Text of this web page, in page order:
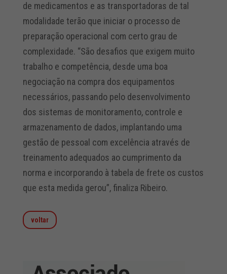
de medicamentos e as transportadoras de tal
modalidade terão que iniciar o processo de
preparação operacional com certo grau de
complexidade. “São desafios que exigem muito
trabalho e competência, desde uma boa
negociação na compra dos equipamentos
necessários, passando pelo desenvolvimento
dos sistemas de monitoramento, controle e
armazenamento de dados, implantando uma
gestão de pessoal com excelência através de
treinamento adequados ao cumprimento da
norma e incorporando à tabela de frete os custos
que esta medida gerou”, finaliza Ribeiro.
voltar